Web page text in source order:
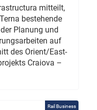
mitteilt,
bestehende
Planung und
auf
des Orient/East-
Craiova –
Rail Business